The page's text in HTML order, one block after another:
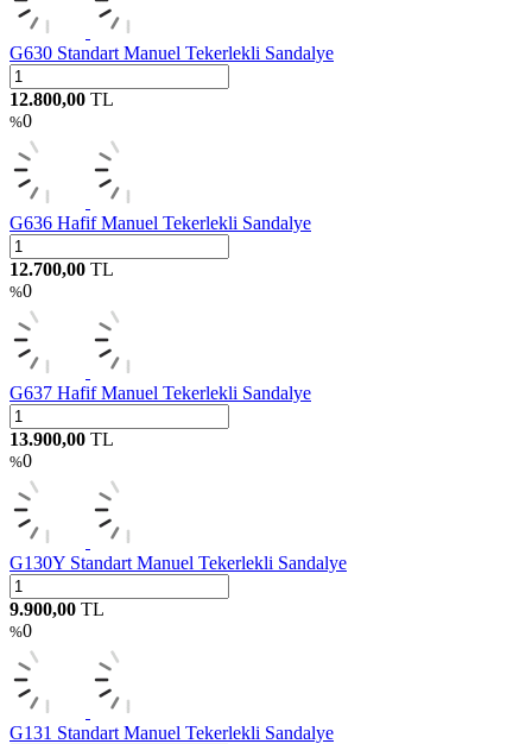
G630 Standart Manuel Tekerlekli Sandalye
12.800,00 TL
%0
G636 Hafif Manuel Tekerlekli Sandalye
12.700,00 TL
%0
G637 Hafif Manuel Tekerlekli Sandalye
13.900,00 TL
%0
G130Y Standart Manuel Tekerlekli Sandalye
9.900,00 TL
%0
G131 Standart Manuel Tekerlekli Sandalye